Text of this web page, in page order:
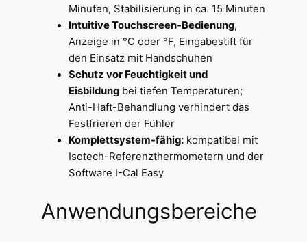
Minuten, Stabilisierung in ca. 15 Minuten
Intuitive Touchscreen-Bedienung,
Anzeige in °C oder °F, Eingabestift für
den Einsatz mit Handschuhen
Schutz vor Feuchtigkeit und
Eisbildungbei tiefen Temperaturen;
Anti-Haft-Behandlung verhindert das
Festfrieren der Fühler
Komplettsystem-fähig:kompatibel mit
Isotech-Referenzthermometern und der
Software I-Cal Easy
Anwendungsbereiche